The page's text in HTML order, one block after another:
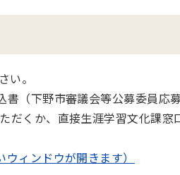
い。
（下野市審議会等公募委員応
だくか、直接生涯学習文化課窓
ィンドウが開きます）